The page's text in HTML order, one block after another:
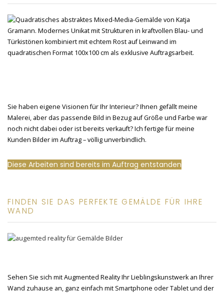
Sie haben eigene Visionen für Ihr Interieur? Ihnen gefällt meine
Malerei, aber das passende Bild in Bezug auf Größe und Farbe war
noch nicht dabei oder ist bereits verkauft? Ich fertige für meine
Kunden Bilder im Auftrag – völlig unverbindlich.
Diese Arbeiten sind bereits im Auftrag entstanden
FINDEN SIE DAS PERFEKTE GEMÄLDE FÜR IHRE
WAND
Sehen Sie sich mit Augmented Reality Ihr Lieblingskunstwerk an Ihrer
Wand zuhause an, ganz einfach mit Smartphone oder Tablet und der